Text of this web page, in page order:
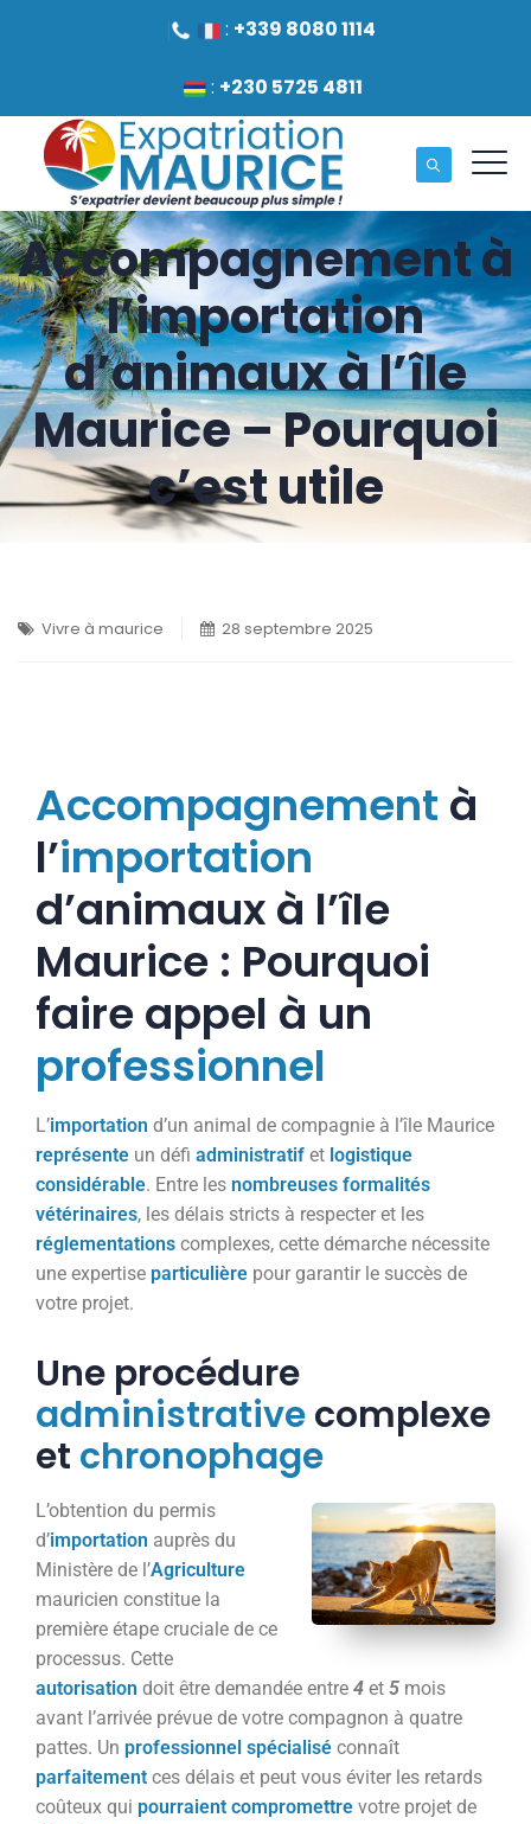
: +339 8080 1114
: +230 5725 4811
Accompagnement à
l’importation
d’animaux à l’île
Maurice – Pourquoi
c’est utile
Vivre à maurice 28 septembre 2025
Accompagnement à
l’importation
d’animaux à l’île
Maurice : Pourquoi
faire appel à un
professionnel
L’importation d’un animal de compagnie à l’île Maurice
représente un défi administratif et logistique
considérable. Entre les nombreuses formalités
vétérinaires, les délais stricts à respecter et les
réglementations complexes, cette démarche nécessite
une expertise particulière pour garantir le succès de
votre projet.
Une procédure
administrativecomplexe
et chronophage
L’obtention du permis
d’importation auprès du
Ministère de l’Agriculture
mauricien constitue la
première étape cruciale de ce
processus. Cette
autorisation doit être demandée entre 4 et 5 mois
avant l’arrivée prévue de votre compagnon à quatre
pattes. Un professionnel spécialisé connaît
parfaitement ces délais et peut vous éviter les retards
coûteux qui pourraient compromettre votre projet de